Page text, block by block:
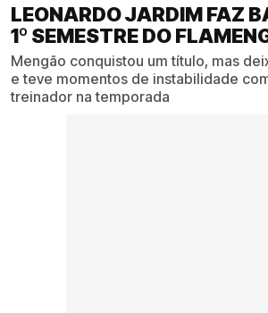
LEONARDO JARDIM FAZ
1º SEMESTRE DO
Mengão conquistou um título, mas
e teve momentos de instabilidade
treinador na temporada